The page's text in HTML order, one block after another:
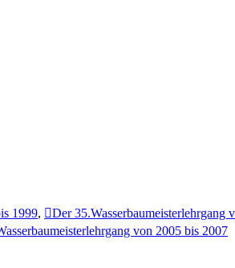
1999, Der 35.Wasserbaumeisterlehrgang
von 2005 bis 2007